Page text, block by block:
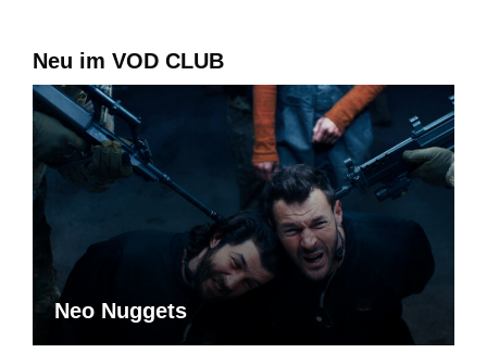
Neu im VOD CLUB
Neo Nuggets